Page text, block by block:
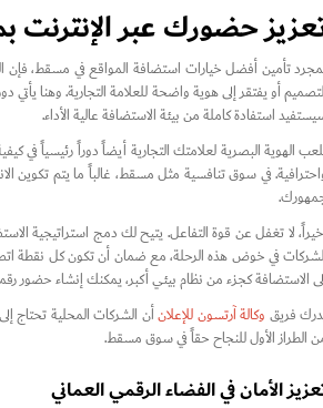
حضورك عبر الإنترنت
تأمين أفضل خيارات استضافة المواقع في مسقط، فإن
أو يفتقر إلى هوية واضحة للعلامة التجارية. وهنا يأتي
استفادة كاملة من بيئة الاستضافة عالية الأداء.
الهوية البصرية لعلامتك التجارية أيضاً دوراً رئيسياً في
في سوق تنافسية مثل مسقط، غالباً ما يتم تكوين
لا تغفل عن قوة التفاعل. يتيح لك دمج استراتيجية
في خوض هذه الرحلة، مع ضمان أن تكون كل نقطة
الاستضافة كجزء من نظام بيئي أكبر، يمكنك إنشاء حضور
فريق وكالة آرتسون للإعلانأن الشركات المحلية تحتاج
الطراز الأول للنجاح حقاً في سوق مسقط.
الأمان في الفضاء الرقمي العماني